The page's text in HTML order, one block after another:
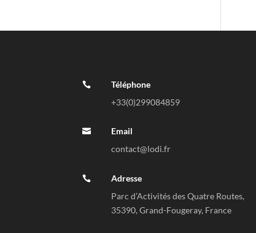

Téléphone
+33(0)299084859

Email
contact@lodi.fr

Adresse
Parc d’Activités des Quatre Routes,
35390, Grand-Fougeray, France